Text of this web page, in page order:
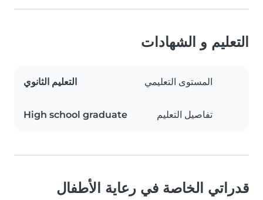
التعليم و الشهادات
المستوى التعليمي التعليم الثانوي
تفاصيل التعليم High school graduate
قدراتي الخاصة في رعاية الأطفال